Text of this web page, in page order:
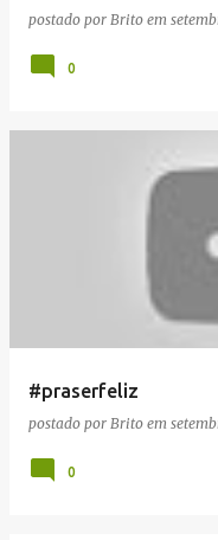
postado por Brito em
0
#praserfeliz
postado por Brito em
0